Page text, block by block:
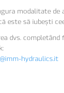
modalitate de
este să iubești
dvs. completând
hydraulics.it